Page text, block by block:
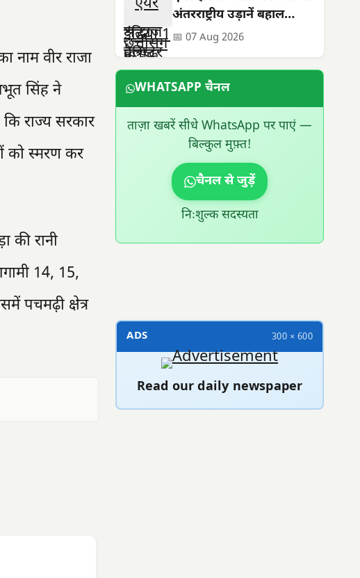
नाम वीर राजा
सिंह ने
राज्य सरकार
को स्मरण कर
की रानी
14, 15,
पचमढ़ी क्षेत्र
अंतरराष्ट्रीय उड़ानें बहाल
करेगा, फ्रीक्वेंसी भी बढ़ेगी
📅 07 Aug 2026
WHATSAPP चैनल
ताज़ा खबरें सीधे WhatsApp पर पाएं —
बिल्कुल मुफ़्त!
चैनल से जुड़ें
निःशुल्क सदस्यता
ADS 300 × 600
Read our daily newspaper